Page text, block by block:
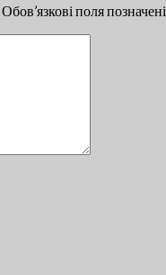
Обов’язкові поля позначені